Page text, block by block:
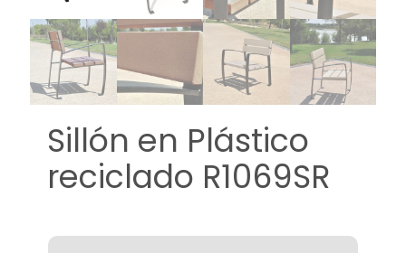
Sillón en Plástico
reciclado R1069SR